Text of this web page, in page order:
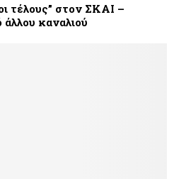
τέλους” στον ΣΚΑΙ –
καναλιού